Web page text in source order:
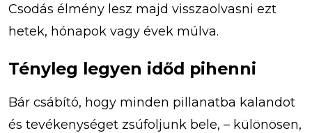
Csodás élmény lesz majd visszaolvasni ezt
hetek, hónapok vagy évek múlva.
Tényleg legyen időd pihenni
Bár csábító, hogy minden pillanatba kalandot
és tevékenységet zsúfoljunk bele, – különösen,